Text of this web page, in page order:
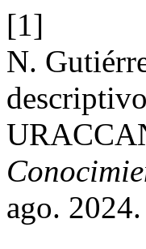
[1]
N.
ago. 2024.